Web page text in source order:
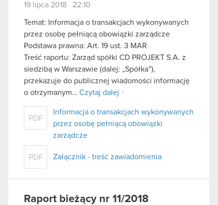
19 lipca 2018 22:10
Temat: Informacja o transakcjach wykonywanych
przez osobę pełniącą obowiązki zarządcze
Podstawa prawna: Art. 19 ust. 3 MAR
Treść raportu: Zarząd spółki CD PROJEKT S.A. z
siedzibą w Warszawie (dalej: „Spółka”),
przekazuje do publicznej wiadomości informację
o otrzymanym… Czytaj dalej
PDF
Informacja o transakcjach wykonywanych
przez osobę pełniącą obowiązki
zarządcze
PDF Załącznik - treść zawiadomienia
Raport bieżący nr 11/2018